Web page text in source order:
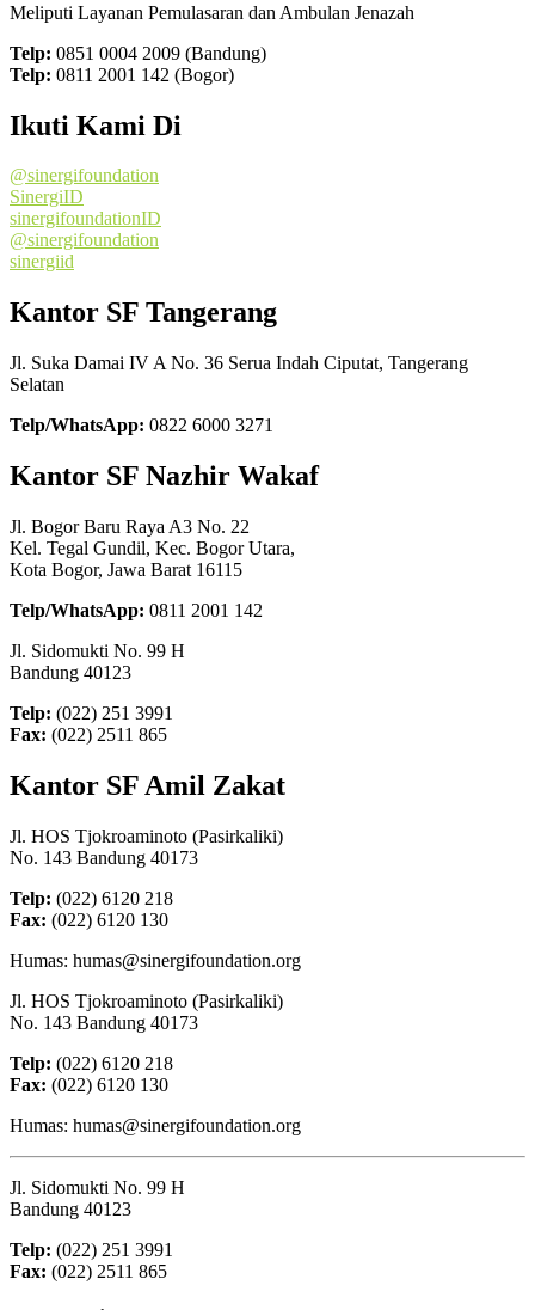
Meliputi Layanan Pemulasaran dan Ambulan Jenazah
Telp: 0851 0004 2009 (Bandung)
Telp: 0811 2001 142 (Bogor)
Ikuti Kami Di
@sinergifoundation
SinergiID
sinergifoundationID
@sinergifoundation
sinergiid
Kantor SF Tangerang
Jl. Suka Damai IV A No. 36 Serua Indah Ciputat, Tangerang
Selatan
Telp/WhatsApp: 0822 6000 3271
Kantor SF Nazhir Wakaf
Jl. Bogor Baru Raya A3 No. 22
Kel. Tegal Gundil, Kec. Bogor Utara,
Kota Bogor, Jawa Barat 16115
Telp/WhatsApp: 0811 2001 142
Jl. Sidomukti No. 99 H
Bandung 40123
Telp: (022) 251 3991
Fax: (022) 2511 865
Kantor SF Amil Zakat
Jl. HOS Tjokroaminoto (Pasirkaliki)
No. 143 Bandung 40173
Telp: (022) 6120 218
Fax: (022) 6120 130
Humas: humas@sinergifoundation.org
Jl. HOS Tjokroaminoto (Pasirkaliki)
No. 143 Bandung 40173
Telp: (022) 6120 218
Fax: (022) 6120 130
Humas: humas@sinergifoundation.org
Jl. Sidomukti No. 99 H
Bandung 40123
Telp: (022) 251 3991
Fax: (022) 2511 865